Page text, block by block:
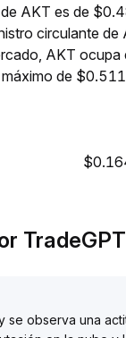
AKT es de
circulante
AKT
de
TradeGPT
se observa una